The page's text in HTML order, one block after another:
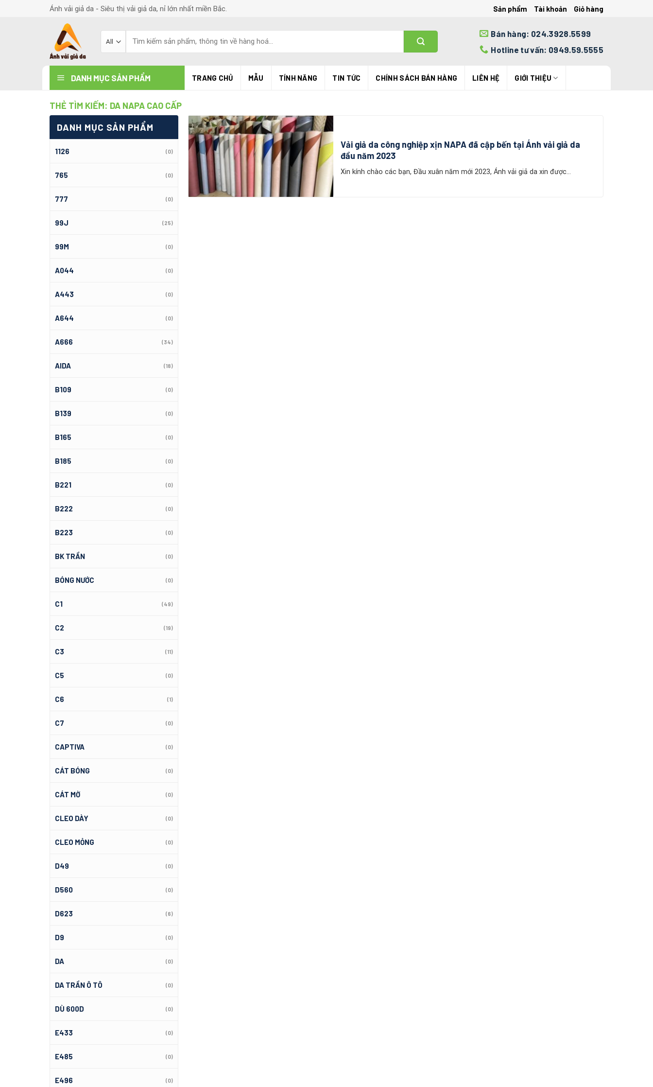
Ánh vải giả da - Siêu thị vải giả da, nỉ lớn nhất miền Bắc. Sản phẩm Tài khoản Giỏ hàng
for:
Bán hàng: 024.3928.5599
Hotline tư vấn: 0949.59.5555
DANH MỤC SẢN PHẨM TRANG CHỦ MẪU TÍNH NĂNG TIN TỨC CHÍNH SÁCH BÁN HÀNG LIÊN HỆ GIỚI THIỆU
THẺ TÌM KIẾM: DA NAPA CAO CẤP
DANH MỤC SẢN PHẨM
1126 (0)
765 (0)
777 (0)
99J (25)
99M (0)
A044 (0)
A443 (0)
A644 (0)
A666 (34)
AIDA (18)
B109 (0)
B139 (0)
B165 (0)
B185 (0)
B221 (0)
B222 (0)
B223 (0)
BK TRẦN (0)
BÓNG NƯỚC (0)
C1 (49)
C2 (19)
C3 (11)
C5 (0)
C6 (1)
C7 (0)
CAPTIVA (0)
CÁT BÓNG (0)
CÁT MỜ (0)
CLEO DÀY (0)
CLEO MỎNG (0)
D49 (0)
D560 (0)
D623 (6)
D9 (0)
DA (0)
DA TRẦN Ô TÔ (0)
DÙ 600D (0)
E433 (0)
E485 (0)
E496 (0)
Vải giả da công nghiệp xịn NAPA đã cập bến tại Ánh vải giả da
đầu năm 2023
Xin kính chào các bạn, Đầu xuân năm mới 2023, Ánh vải giả da xin được...